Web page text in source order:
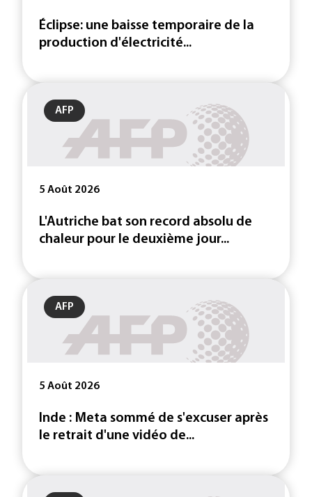
Éclipse: une baisse temporaire de la
production d'électricité...
AFP
5 Août 2026
L'Autriche bat son record absolu de
chaleur pour le deuxième jour...
AFP
5 Août 2026
Inde : Meta sommé de s'excuser après
le retrait d'une vidéo de...